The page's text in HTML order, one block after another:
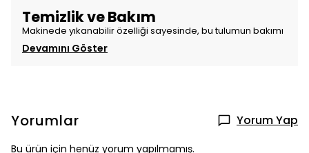
Temizlik ve Bakım
Makinede yıkanabilir özelliği sayesinde, bu tulumun bakımı
Devamını Göster
Yorumlar Yorum Yap
Bu ürün için henüz yorum yapılmamış.